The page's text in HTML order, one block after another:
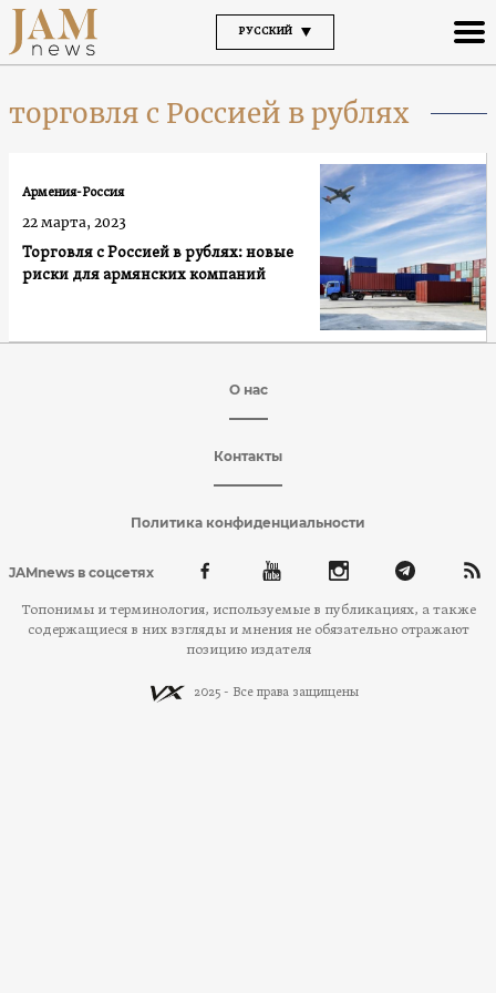
РУССКИЙ
торговля с Россией в рублях
Торговля с Россией в рублях: новые
риски для армянских компаний
Армения-Россия
22 марта, 2023
О нас
Контакты
Политика конфиденциальности
JAMnews в соцсетях
Топонимы и терминология, используемые в публикациях, а также
содержащиеся в них взгляды и мнения не обязательно отражают
позицию издателя
2025 - Все права защищены